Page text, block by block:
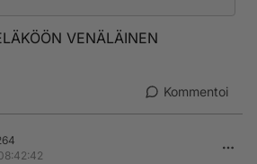
VENÄLÄINEN
Kommentoi